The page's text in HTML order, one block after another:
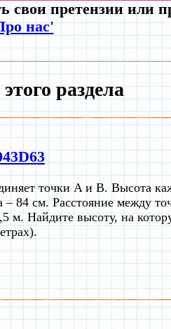
свои претензии или
нас'
раздела
точки A и B. Высота
– 84 см. Расстояние между
м. Найдите высоту, на